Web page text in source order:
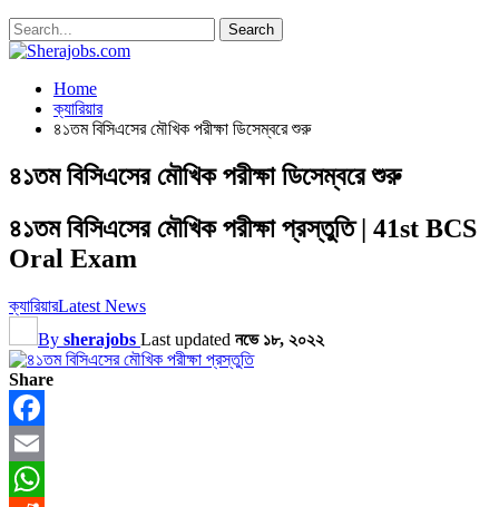
Home
ক্যারিয়ার
৪১তম বিসিএসের মৌখিক পরীক্ষা ডিসেম্বরে শুরু
৪১তম বিসিএসের মৌখিক পরীক্ষা ডিসেম্বরে শুরু
৪১তম বিসিএসের মৌখিক পরীক্ষা প্রস্তুতি | 41st BCS
Oral Exam
ক্যারিয়ারLatest News
By sherajobs Last updated নভে ১৮, ২০২২
Share
Facebook
Email